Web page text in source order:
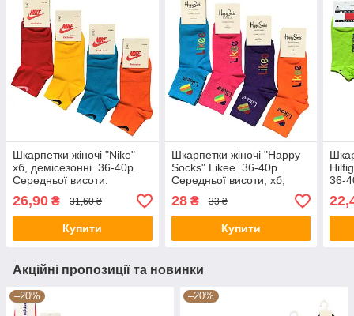
Шкарпетки жіночі "Nike"
хб, демісезонні. 36-40р.
Середньої висоти.
26,90 ₴ 31,60 ₴
Купити
Шкарпетки жіночі "Happy
Socks" Likee. 36-40р.
Середньої висоти, хб,
демісезонні.
28₴ 33 ₴
Купити
36-
Акційні пропозиції та новинки
–20% –20%